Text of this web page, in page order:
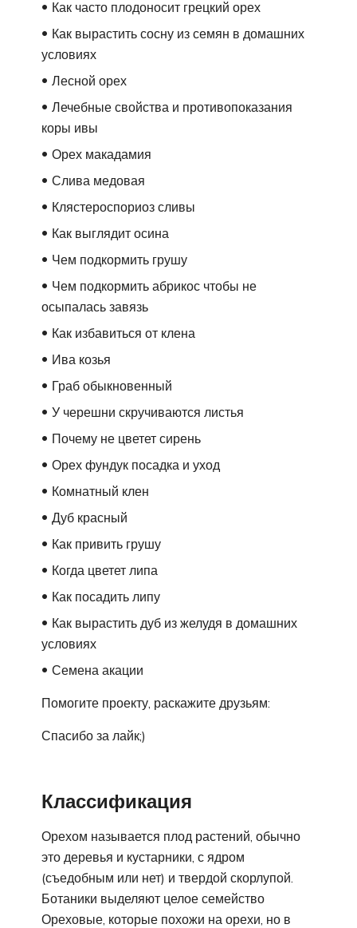
Как часто плодоносит грецкий орех
Как вырастить сосну из семян в домашних
условиях
Лесной орех
Лечебные свойства и противопоказания
коры ивы
Орех макадамия
Слива медовая
Клястероспориоз сливы
Как выглядит осина
Чем подкормить грушу
Чем подкормить абрикос чтобы не
осыпалась завязь
Как избавиться от клена
Ива козья
Граб обыкновенный
У черешни скручиваются листья
Почему не цветет сирень
Орех фундук посадка и уход
Комнатный клен
Дуб красный
Как привить грушу
Когда цветет липа
Как посадить липу
Как вырастить дуб из желудя в домашних
условиях
Семена акации
Помогите проекту, раскажите друзьям:
Спасибо за лайк;)
Классификация
Орехом называется плод растений, обычно
это деревья и кустарники, с ядром
(съедобным или нет) и твердой скорлупой.
Ботаники выделяют целое семейство
Ореховые, которые похожи на орехи, но в